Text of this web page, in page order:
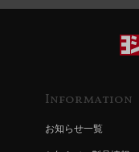
Information
お知らせ一覧